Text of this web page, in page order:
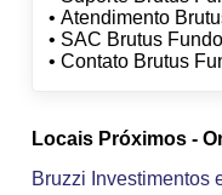
investimento no
• Atendimento
investimento no
• SAC Brutus
investimento no
• Contato Brutus
Locais Próximos -
Bruzzi Investimentos